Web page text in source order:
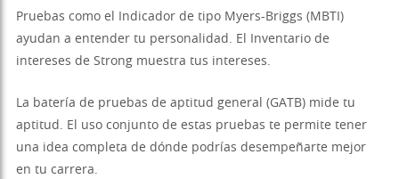
Pruebas como el Indicador de tipo Myers-Briggs (MBTI)
ayudan a entender tu personalidad. El Inventario de
intereses de Strong muestra tus intereses.
La batería de pruebas de aptitud general (GATB) mide tu
aptitud. El uso conjunto de estas pruebas te permite tener
una idea completa de dónde podrías desempeñarte mejor
en tu carrera.